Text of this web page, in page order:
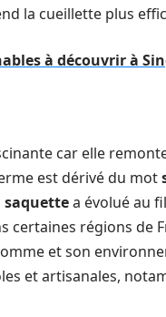
la cueillette plus
à découvrir à
car elle
est dérivé du mot
saquettea évolué au
certaines régions de
et son
et artisanales,